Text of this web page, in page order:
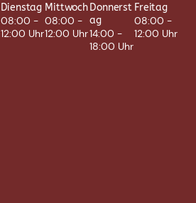
Dienstag
08:00 -
12:00 Uhr
Mittwoch
08:00 -
12:00 Uhr
Donnerst
ag
14:00 -
18:00 Uhr
Freitag
08:00 -
12:00 Uhr